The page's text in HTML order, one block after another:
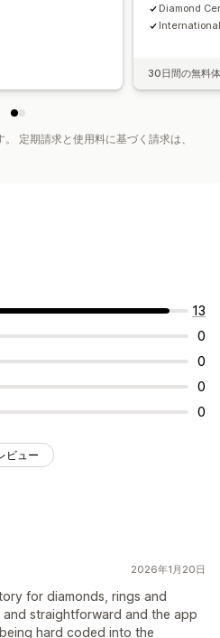
Diamond
30日間の無料
定期請求と使用料に基づく請求は、
13
0
0
0
0
ビュー
2026年1月20日
for diamonds, rings and
straightforward and the app
hard coded into the